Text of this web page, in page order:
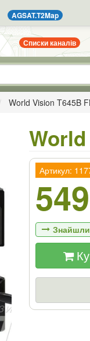
AGSAT.T2Map
Списки каналів
World Vision T645B
Артикул:
549
Якщо Ви
знизимо
Ціна